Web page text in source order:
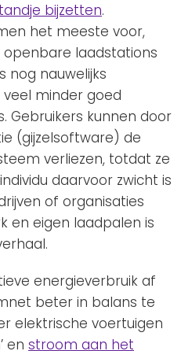
bijzetten.
het meeste voor,
laadstations
nog nauwelijks
veel minder goed
Gebruikers kunnen door
(gijzelsoftware) de
verliezen, totdat ze
daarvoor zwicht is
of organisaties
en eigen laadpalen is
energieverbruik af
beter in balans te
elektrische voertuigen
en stroom aan het